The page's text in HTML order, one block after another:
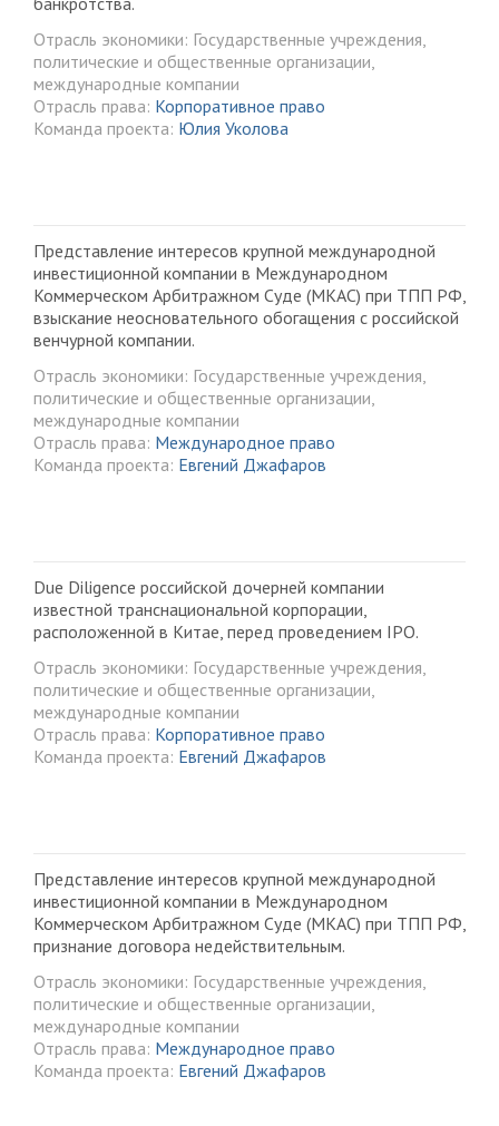
Отрасль экономики: Государственные учреждения,
политические и общественные организации,
международные компании
Отрасль права: Корпоративное право
Команда проекта: Юлия Уколова
Представление интересов крупной международной
инвестиционной компании в Международном
Коммерческом Арбитражном Суде (МКАС) при ТПП РФ,
взыскание неосновательного обогащения с российской
венчурной компании.
Отрасль экономики: Государственные учреждения,
политические и общественные организации,
международные компании
Отрасль права: Международное право
Команда проекта: Евгений Джафаров
Due Diligence российской дочерней компании
известной транснациональной корпорации,
расположенной в Китае, перед проведением IPO.
Отрасль экономики: Государственные учреждения,
политические и общественные организации,
международные компании
Отрасль права: Корпоративное право
Команда проекта: Евгений Джафаров
Представление интересов крупной международной
инвестиционной компании в Международном
Коммерческом Арбитражном Суде (МКАС) при ТПП РФ,
признание договора недействительным.
Отрасль экономики: Государственные учреждения,
политические и общественные организации,
международные компании
Отрасль права: Международное право
Команда проекта: Евгений Джафаров